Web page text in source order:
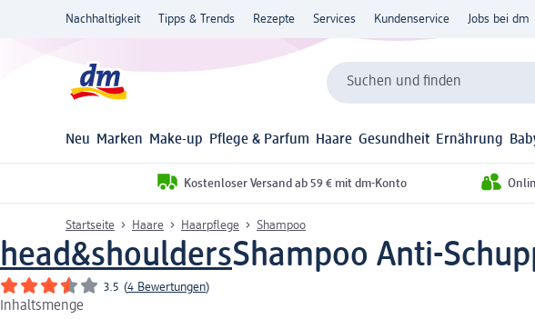
Nachhaltigkeit Tipps & Trends Rezepte Services Kundenservice Jobs bei dm
Suchen und finden
Neu Marken Make-up Pflege & Parfum Haare Gesundheit Ernährung
Kostenloser Versand ab 59 € mit dm-Konto
Startseite Haare Haarpflege Shampoo
head&shouldersShampoo Anti-
3.5 (4 Bewertungen)
Inhaltsmenge